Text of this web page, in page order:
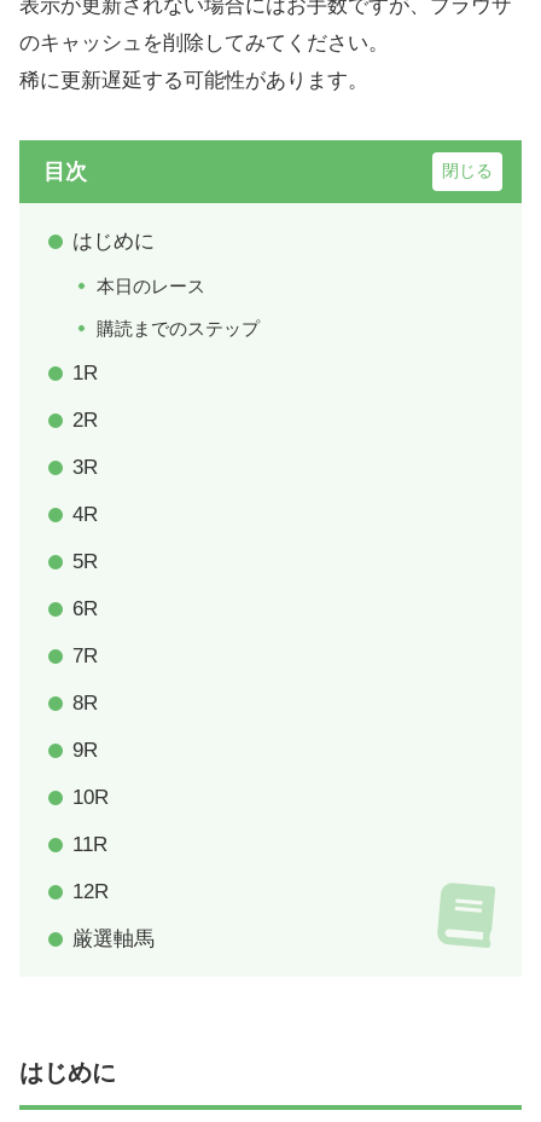
表示が更新されない場合にはお手数ですが、ブラウザ
のキャッシュを削除してみてください。
稀に更新遅延する可能性があります。
目次
はじめに
本日のレース
購読までのステップ
1R
2R
3R
4R
5R
6R
7R
8R
9R
10R
11R
12R
厳選軸馬
はじめに